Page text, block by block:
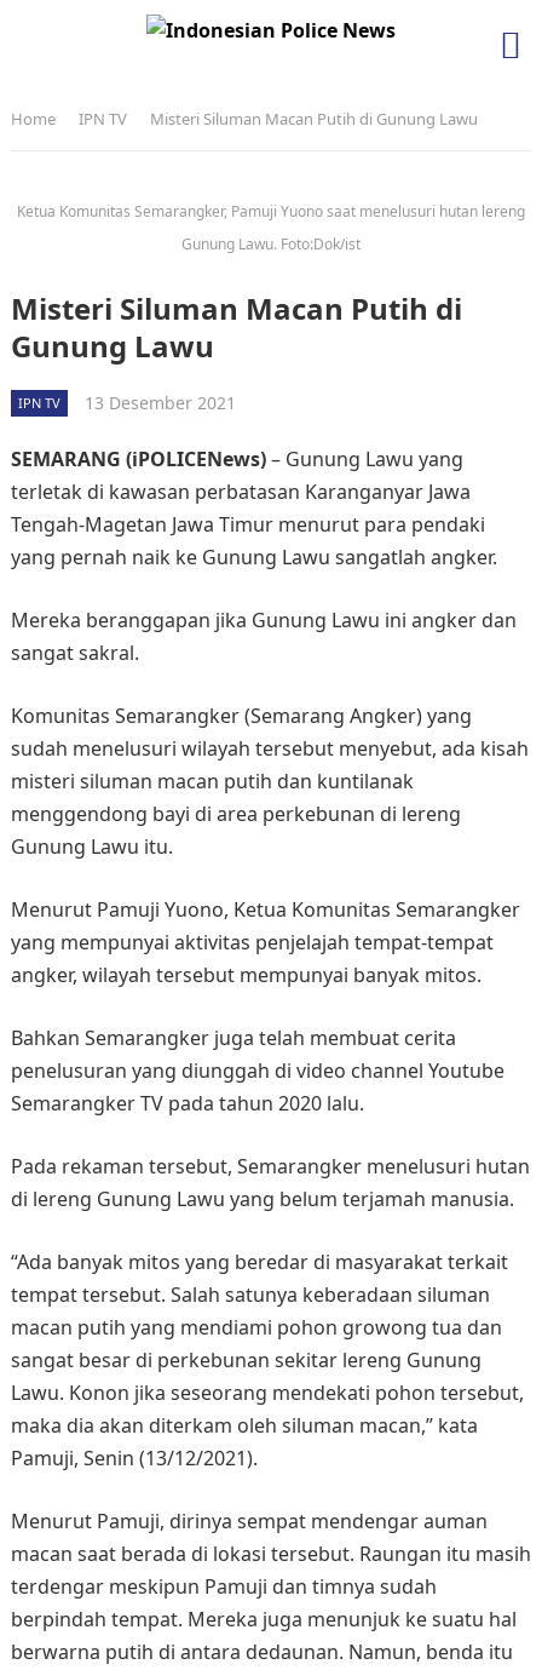
Home IPN TV Misteri Siluman Macan Putih di Gunung Lawu
Ketua Komunitas Semarangker, Pamuji Yuono saat menelusuri hutan lereng
Gunung Lawu. Foto:Dok/ist
Misteri Siluman Macan Putih di
Gunung Lawu
IPN TV 13 Desember 2021
SEMARANG (iPOLICENews)– Gunung Lawu yang
terletak di kawasan perbatasan Karanganyar Jawa
Tengah-Magetan Jawa Timur menurut para pendaki
yang pernah naik ke Gunung Lawu sangatlah angker.
Mereka beranggapan jika Gunung Lawu ini angker dan
sangat sakral.
Komunitas Semarangker (Semarang Angker) yang
sudah menelusuri wilayah tersebut menyebut, ada kisah
misteri siluman macan putih dan kuntilanak
menggendong bayi di area perkebunan di lereng
Gunung Lawu itu.
Menurut Pamuji Yuono, Ketua Komunitas Semarangker
yang mempunyai aktivitas penjelajah tempat-tempat
angker, wilayah tersebut mempunyai banyak mitos.
Bahkan Semarangker juga telah membuat cerita
penelusuran yang diunggah di video channel Youtube
Semarangker TV pada tahun 2020 lalu.
Pada rekaman tersebut, Semarangker menelusuri hutan
di lereng Gunung Lawu yang belum terjamah manusia.
“Ada banyak mitos yang beredar di masyarakat terkait
tempat tersebut. Salah satunya keberadaan siluman
macan putih yang mendiami pohon growong tua dan
sangat besar di perkebunan sekitar lereng Gunung
Lawu. Konon jika seseorang mendekati pohon tersebut,
maka dia akan diterkam oleh siluman macan,” kata
Pamuji, Senin (13/12/2021).
Menurut Pamuji, dirinya sempat mendengar auman
macan saat berada di lokasi tersebut. Raungan itu masih
terdengar meskipun Pamuji dan timnya sudah
berpindah tempat. Mereka juga menunjuk ke suatu hal
berwarna putih di antara dedaunan. Namun, benda itu